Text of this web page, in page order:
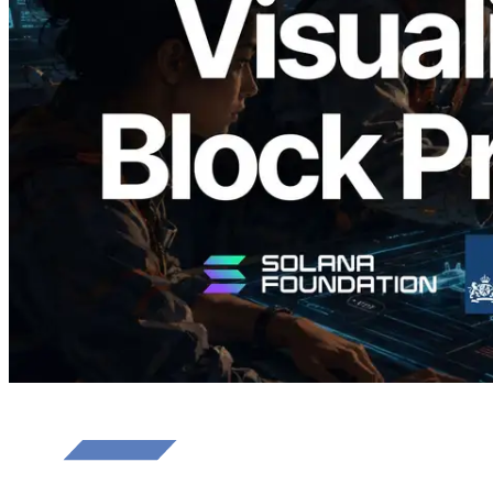
Block Analyzer — Memvisualisasikan
Waktu Produksi Blok per Slot dan
Validator yang Ditugaskan